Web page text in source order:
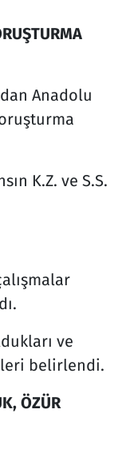
Anadolu
K.Z. ve S.S.
ve
belirlendi.
ÖZÜR